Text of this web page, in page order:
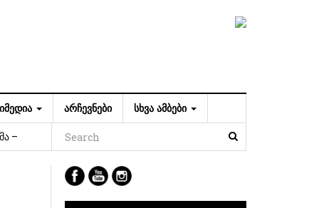
ᲐᲠᲩᲔᲕᲜᲔᲑᲘ ᲡᲮᲕᲐ ᲐᲛᲑᲔᲑᲘ
–